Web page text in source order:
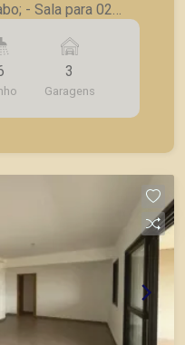
- Cozinha; -
- 03 vagas de
segurança, em
usados.
3
Garagens